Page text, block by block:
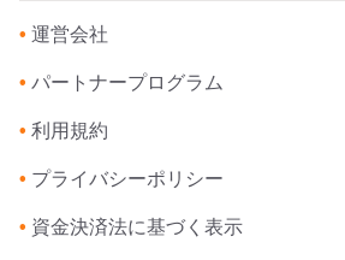
• 運営会社
• パートナープログラム
• 利用規約
• プライバシーポリシー
• 資金決済法に基づく表示